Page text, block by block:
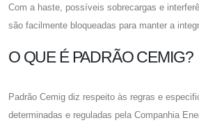
Com a haste, possíveis sobrecargas e
são facilmente bloqueadas para manter a
O QUE É PADRÃO CEMIG?
Padrão Cemig diz respeito às regras e
determinadas e reguladas pela Companhia